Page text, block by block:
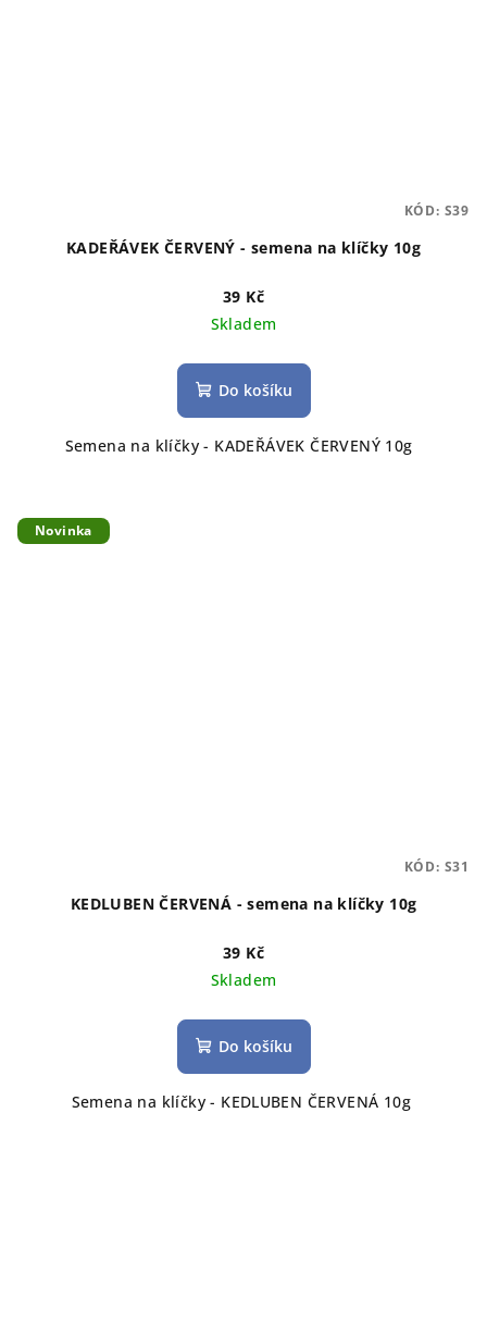
KADEŘÁVEK ČERVENÝ - semena na klíčky 10g
39 Kč
Skladem
Do košíku
Semena na klíčky - KADEŘÁVEK ČERVENÝ 10g
KÓD: S39
Novinka
KEDLUBEN ČERVENÁ - semena na klíčky 10g
39 Kč
Skladem
Do košíku
Semena na klíčky - KEDLUBEN ČERVENÁ 10g
KÓD: S31